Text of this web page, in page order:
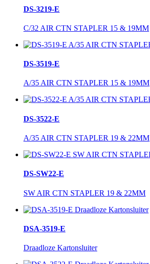
DS-3219-E
C/32 AIR CTN STAPLER 15 & 19MM
DS-3519-E
A/35 AIR CTN STAPLER 15 & 19MM
DS-3522-E
A/35 AIR CTN STAPLER 19 & 22MM
DS-SW22-E
SW AIR CTN STAPLER 19 & 22MM
DSA-3519-E
Draadloze Kartonsluiter